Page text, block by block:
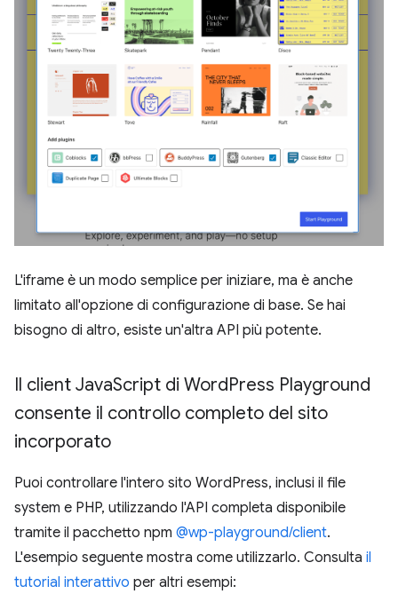
L'iframe è un modo semplice per iniziare, ma è anche
limitato all'opzione di configurazione di base. Se hai
bisogno di altro, esiste un'altra API più potente.
Il client JavaScript di WordPress Playground
consente il controllo completo del sito
incorporato
Puoi controllare l'intero sito WordPress, inclusi il file
system e PHP, utilizzando l'API completa disponibile
tramite il pacchetto npm @wp-playground/client.
L'esempio seguente mostra come utilizzarlo. Consulta il
tutorial interattivo per altri esempi: